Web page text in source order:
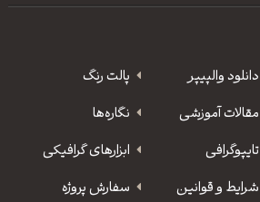
دانلود‌ والپیپر
پالت رنگ
مقالات آموزشی
نگاره‌ها
‌تایپوگرافی
ابزارهای گرافیکی
شرایط و قوانین
سفارش پروژه